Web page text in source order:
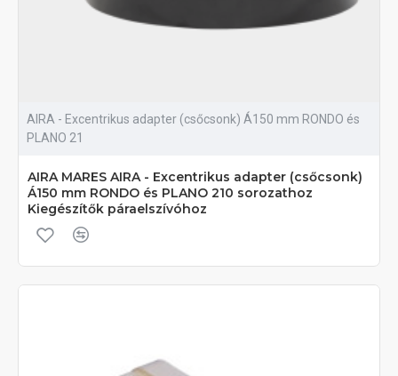
AIRA - Excentrikus adapter (csőcsonk) Á150 mm RONDO és
PLANO 21
AIRA MARES AIRA - Excentrikus adapter (csőcsonk)
Á150 mm RONDO és PLANO 210 sorozathoz
Kiegészítők páraelszívóhoz